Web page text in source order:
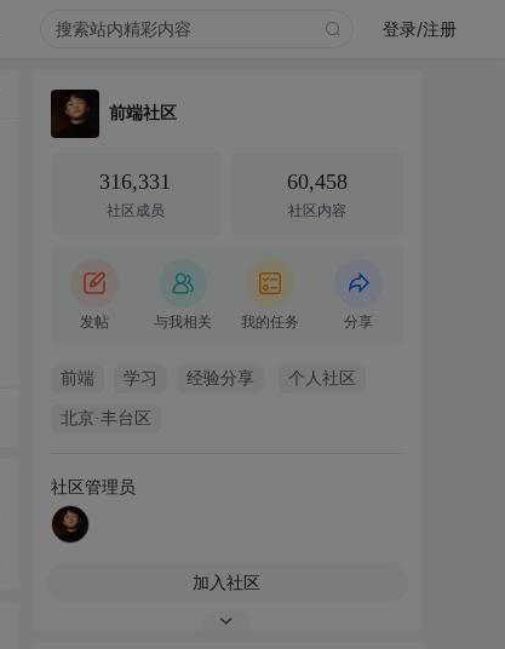
登录/注册
前端社区
316,331
社区成员
60,458
社区内容
发帖 与我相关 我的任务 分享
前端 学习 经验分享 个人社区
北京·丰台区
社区管理员
加入社区